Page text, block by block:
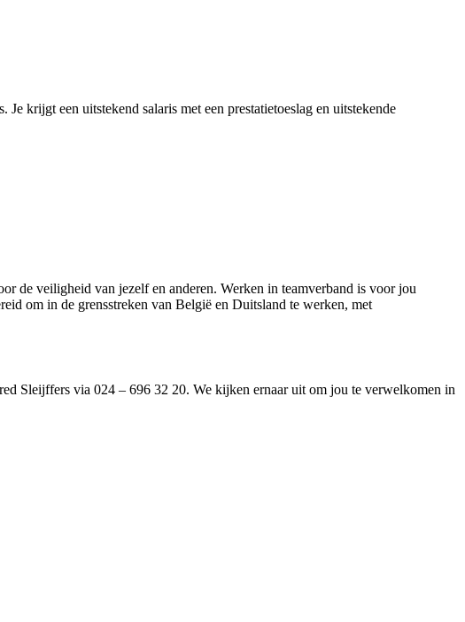
krijgt een uitstekend salaris met een prestatietoeslag en uitstekende
de veiligheid van jezelf en anderen. Werken in teamverband is voor jou
om in de grensstreken van België en Duitsland te werken, met
Sleijffers via 024 – 696 32 20. We kijken ernaar uit om jou te verwelkomen in